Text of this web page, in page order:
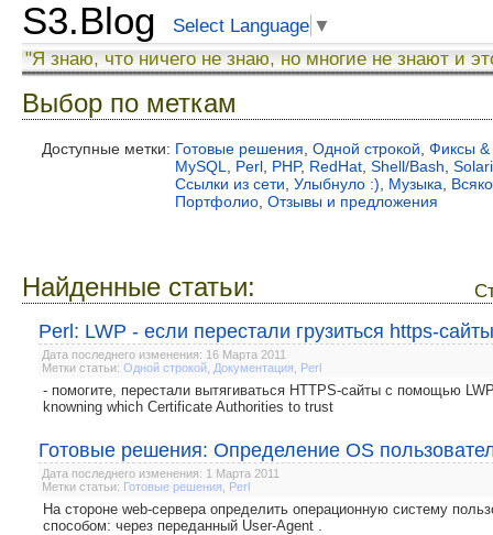
S3.Blog Select Language ▼
"Я знаю, что ничего не знаю, но многие не знают и
Выбор по меткам
Доступные метки: Готовые решения Одной строкой Фиксы &
MySQL
Perl PHP, RedHat Shell/Bash
Ссылки из сети Улыбнуло :) Музыка
Портфолио Отзывы и предложения
Найденные статьи:
Perl: LWP - если перестали грузиться https-сайты
Дата последнего изменения: 16 Марта 2011
Метки статьи: Одной строкой Документация Perl
- помогите, перестали вытягиваться HTTPS-сайты с помощью
knowning which Certificate Authorities to trust
Готовые решения: Определение OS
Дата последнего изменения: 1 Марта 2011
Метки статьи: Готовые решения Perl
На стороне web-сервера определить операционную систему
способом: через переданный User-Agent .